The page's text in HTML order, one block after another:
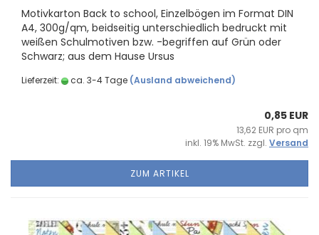
Mo­tiv­kar­ton Back to school, Ein­zel­bö­gen im For­mat DIN
A4, 300g/qm, beid­sei­tig un­ter­schied­lich be­druckt mit
wei­ßen Schul­mo­ti­ven bzw. -​begriffen auf Grün oder
Schwarz; aus dem Hause Ursus
Lieferzeit: ca. 3-4 Tage (Ausland abweichend)
0,85 EUR
13,62 EUR pro qm
inkl. 19% MwSt. zzgl. Versand
ZUM ARTIKEL